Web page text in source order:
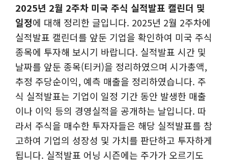
2025년 2월 2주차 미국 주식 실적발표 캘린더 및
일정에 대해 정리한 글입니다. 2025년 2월 2주차에
실적발표 캘린더를 앞둔 기업을 확인하여 미국 주식
종목에 투자해 보시기 바랍니다. 실적발표 시간 및
날짜를 앞둔 종목(티커)을 정리하였으며 시가총액,
추정 주당순이익, 예측 매출을 정리하였습니다. 주
식 실적발표는 기업이 일정 기간 동안 발생한 매출
이나 이익 등의 경영실적을 공개하는 날입니다. 따
라서 주식을 매수한 투자자들은 해당 실적발표를 참
고하여 기업의 성장성 및 가치를 판단하고 투자하게
됩니다. 실적발표 어닝 시즌에는 주가가 오르기도